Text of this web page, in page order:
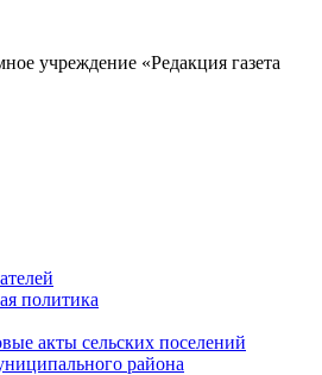
учреждение «Редакция газета
политика
акты сельских поселений
района